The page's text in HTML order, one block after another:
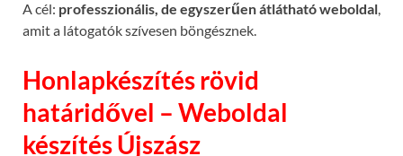
A cél: professzionális, de egyszerűen átlátható weboldal,
amit a látogatók szívesen böngésznek.
Honlapkészítés rövid
határidővel – Weboldal
készítés Újszász